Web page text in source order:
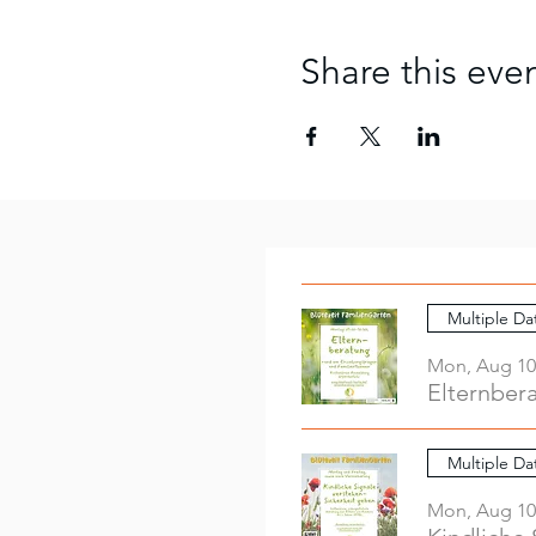
Share this
Multiple
Mon, Aug 10
Multiple
Mon, Aug 10